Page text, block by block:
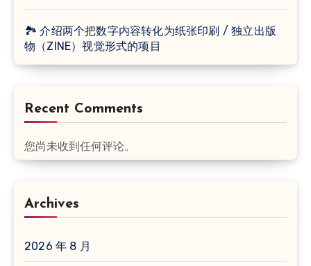
🏞 介绍两个把数字内容转化为纸张印刷 / 独立出版
物（ZINE）视觉形式的项目
Recent Comments
您尚未收到任何评论。
Archives
2026 年 8 月